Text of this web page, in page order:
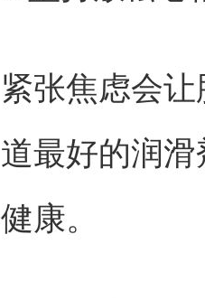
紧张焦虑会
道最好的润
健康。